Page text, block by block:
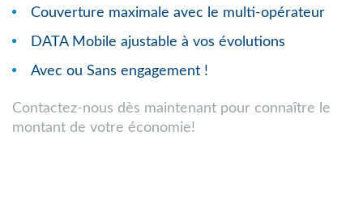
Couverture maximale avec le multi-opérateur
DATA Mobile ajustable à vos évolutions
Avec ou Sans engagement !
Contactez-nous dès maintenant pour connaître le
montant de votre économie!